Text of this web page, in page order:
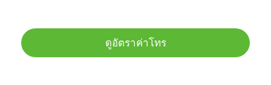
ดูอัตราค่าโทร